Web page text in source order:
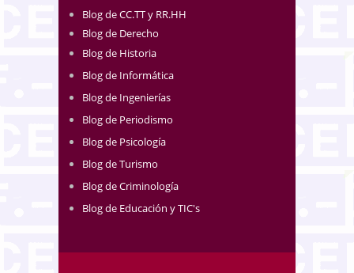
Blog de CC.TT y RR.HH
Blog de Derecho
Blog de Historia
Blog de Informática
Blog de Ingenierías
Blog de Periodismo
Blog de Psicología
Blog de Turismo
Blog de Criminología
Blog de Educación y TIC's